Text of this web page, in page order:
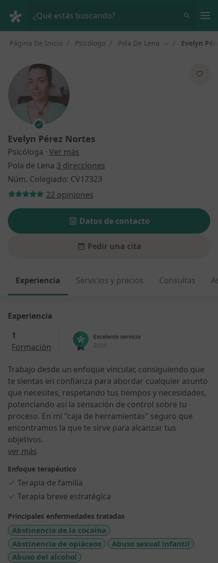
¿Qué estás buscando?
Página De Inicio Psicólogo Pola De Lena Cambiar de
Evelyn
Evelyn Pérez Nortes
Psicóloga · Ver más
Pola de Lena 3 direcciones
Núm. Colegiado: CV17323
22 opiniones
Datos de contacto
Pedir una cita
Experiencia Servicios y precios Consultas
Experiencia
1
Formación
Trabajo desde un enfoque vincular, consiguiendo que
te sientas en confianza para abordar cualquier asunto
que necesites, respetando tus tiempos y necesidades,
potenciando así la sensación de control sobre tu
proceso. En mi "caja de herramientas" seguro que
encontramos la que te sirve para alcanzar tus
objetivos.
ver más
Enfoque terapéutico
Terapia de familia
Terapia breve estratégica
Principales enfermedades tratadas
Abstinencia de la cocaína
Abstinencia de opiáceos
Abuso sexual infantil
Abuso del alcohol